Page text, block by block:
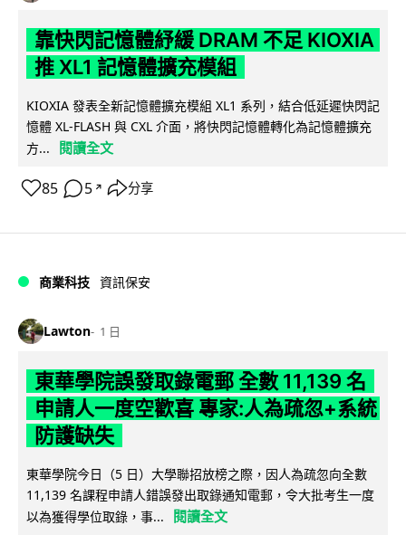
靠快閃記憶體紓緩 DRAM 不足 KIOXIA
推 XL1 記憶體擴充模組
KIOXIA 發表全新記憶體擴充模組 XL1 系列，結合低延遲快閃記
憶體 XL-FLASH 與 CXL 介面，將快閃記憶體轉化為記憶體擴充
方...
閱讀全文
85 5 ↗ 分享
商業科技 資訊保安
Lawton 1 日
東華學院誤發取錄電郵 全數 11,139 名
申請人一度空歡喜 專家:人為疏忽+系統
防護缺失
東華學院今日（5 日）大學聯招放榜之際，因人為疏忽向全數
11,139 名課程申請人錯誤發出取錄通知電郵，令大批考生一度
以為獲得學位取錄，事...
閱讀全文